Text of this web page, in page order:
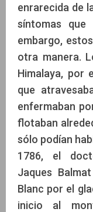
enrarecida de
síntomas
embargo,
otra manera.
Himalaya, por
que
enfermaban
flotaban
sólo podían
1786, el
Jaques
Blanc por el
inicio al